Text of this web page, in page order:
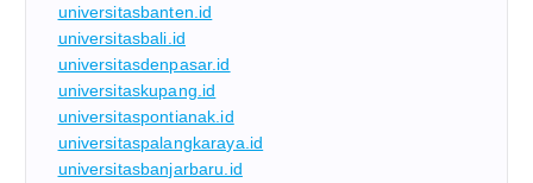
universitasbanten.id
universitasbali.id
universitasdenpasar.id
universitaskupang.id
universitaspontianak.id
universitaspalangkaraya.id
universitasbanjarbaru.id